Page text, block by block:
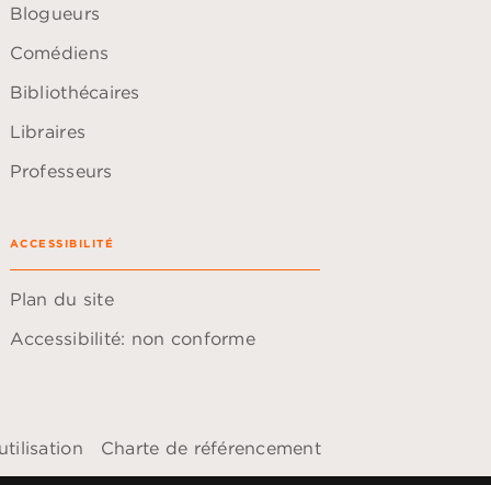
Blogueurs
Comédiens
Bibliothécaires
Libraires
Professeurs
ACCESSIBILITÉ
Plan du site
Accessibilité: non conforme
Charte de référencement